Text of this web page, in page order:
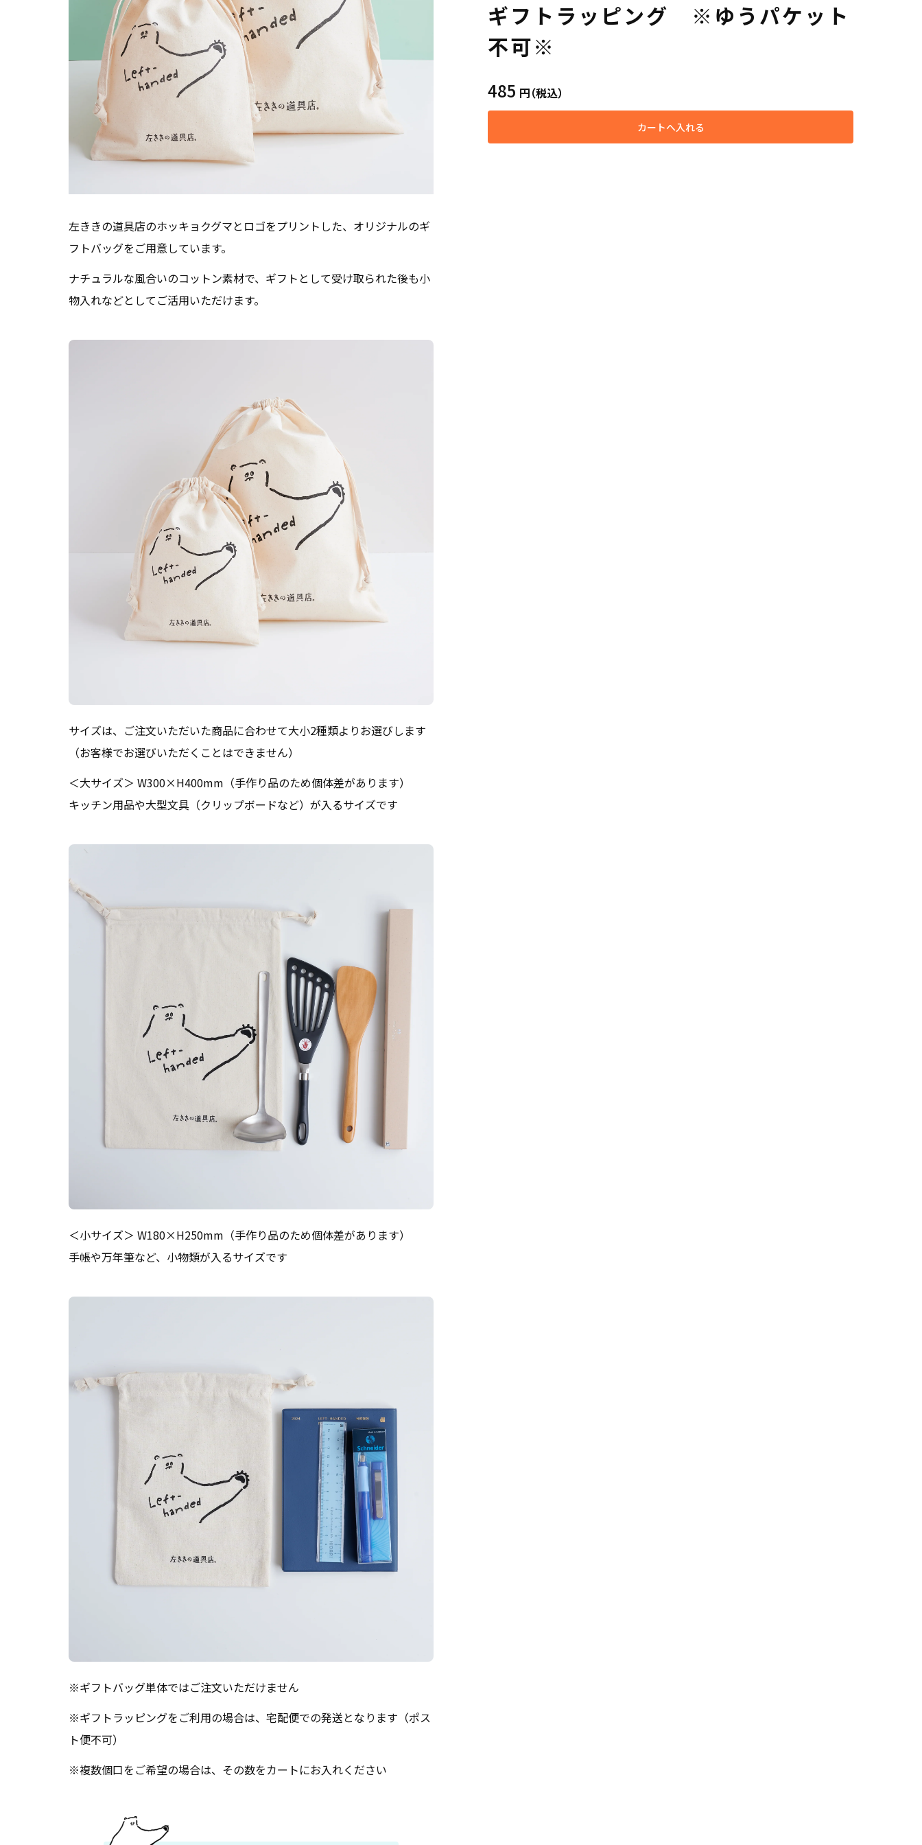
左ききの道具店のホッキョクグマとロゴをプリントした、オリジナルのギ
フトバッグをご用意しています。
ナチュラルな風合いのコットン素材で、ギフトとして受け取られた後も小
物入れなどとしてご活用いただけます。
サイズは、ご注文いただいた商品に合わせて大小2種類よりお選びします
（お客様でお選びいただくことはできません）
＜大サイズ＞ W300×H400mm（手作り品のため個体差があります）
キッチン用品や大型文具（クリップボードなど）が入るサイズです
＜小サイズ＞ W180×H250mm（手作り品のため個体差があります）
手帳や万年筆など、小物類が入るサイズです
※ギフトバッグ単体ではご注文いただけません
※ギフトラッピングをご利用の場合は、宅配便での発送となります（ポス
ト便不可）
※複数個口をご希望の場合は、その数をカートにお入れください
ギフトラッピング ※ゆうパケット
不可※
485 円（税込）
カートへ入れる